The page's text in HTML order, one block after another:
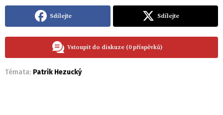
Sdílejte Sdílejte
Vstoupit do diskuze (0 příspěvků)
Témata: Patrik Hezucký